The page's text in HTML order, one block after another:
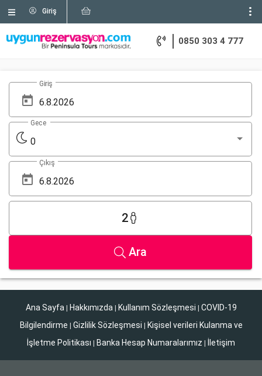
Giriş
0850 303 4 777
Giriş
0
Gece
Çıkış
2
Ara
Ana Sayfa | Hakkımızda | Kullanım Sözleşmesi | COVID-19
Bilgilendirme | Gizlilik Sözleşmesi | Kişisel verileri Kulanma ve
İşletme Politikası | Banka Hesap Numaralarımız | İletişim